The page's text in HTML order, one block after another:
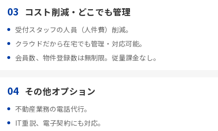
03 コスト削減・どこでも管理
受付スタッフの人員（人件費）削減。
クラウドだから在宅でも管理・対応可能。
会員数、物件登録数は無制限。従量課金なし。
04 その他オプション
不動産業務の電話代行。
IT重説、電子契約にも対応。